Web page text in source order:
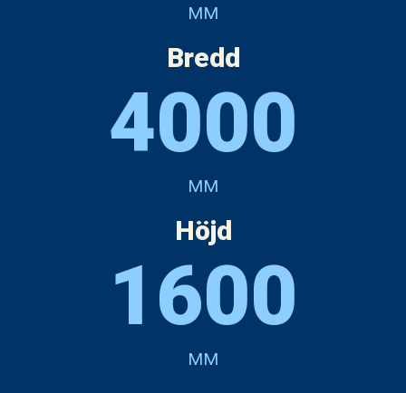
MM
Bredd
MM
4000
Höjd
MM
1600